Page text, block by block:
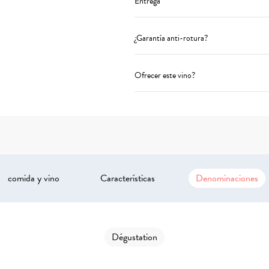
¿Garantía anti-rotura?
Ofrecer este vino?
comida y vino Características Denominaciones
Dégustation